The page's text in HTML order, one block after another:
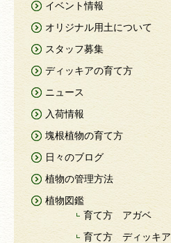
イベント情報
オリジナル用土について
スタッフ募集
ディッキアの育て方
ニュース
入荷情報
塊根植物の育て方
日々のブログ
植物の管理方法
植物図鑑
育て方 アガベ
育て方 ディッキア